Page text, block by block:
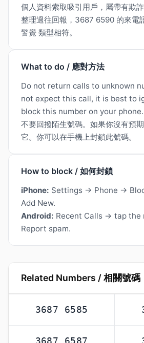
個人資料索取吸引用戶，屬帶有欺詐
整理過往回報，3687 6590 的來電
警覺 類型相符。
What to do / 應對方法
Do not return calls to unknown
not expect this call, it is best to
block this number on your phone.
不要回撥陌生號碼。如果你沒有預
它。你可以在手機上封鎖此號碼。
How to block / 如何封鎖
iPhone: Settings → Phone →
Add New.
Android: Recent Calls → tap the
Report spam.
Related Numbers / 相關號碼
3687 6585